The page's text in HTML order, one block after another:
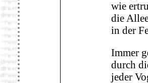
wie
die
in der
Immer
durch
jeder